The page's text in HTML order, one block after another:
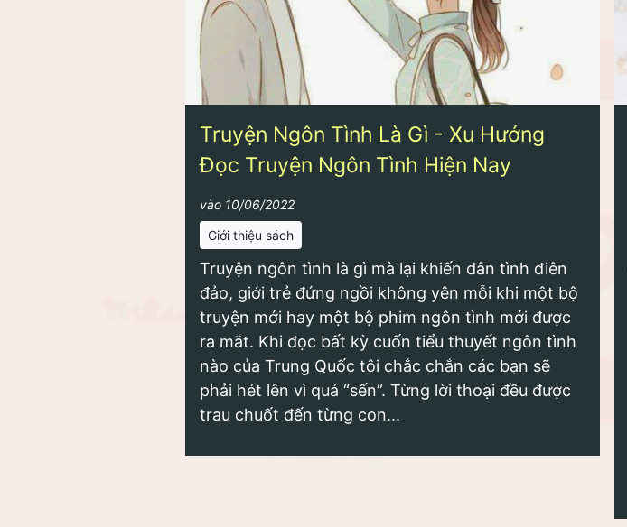
Truyện Ngôn Tình Là Gì - Xu Hướng
Đọc Truyện Ngôn Tình Hiện Nay
vào 10/06/2022
Giới thiệu sách
Truyện ngôn tình là gì mà lại khiến dân tình điên
đảo, giới trẻ đứng ngồi không yên mỗi khi một bộ
truyện mới hay một bộ phim ngôn tình mới được
ra mắt. Khi đọc bất kỳ cuốn tiểu thuyết ngôn tình
nào của Trung Quốc tôi chắc chắn các bạn sẽ
phải hét lên vì quá “sến”. Từng lời thoại đều được
trau chuốt đến từng con...